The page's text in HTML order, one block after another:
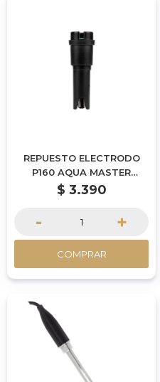
REPUESTO ELECTRODO
P160 AQUA MASTER
TOOLS
$ 3.390
- +
COMPRAR